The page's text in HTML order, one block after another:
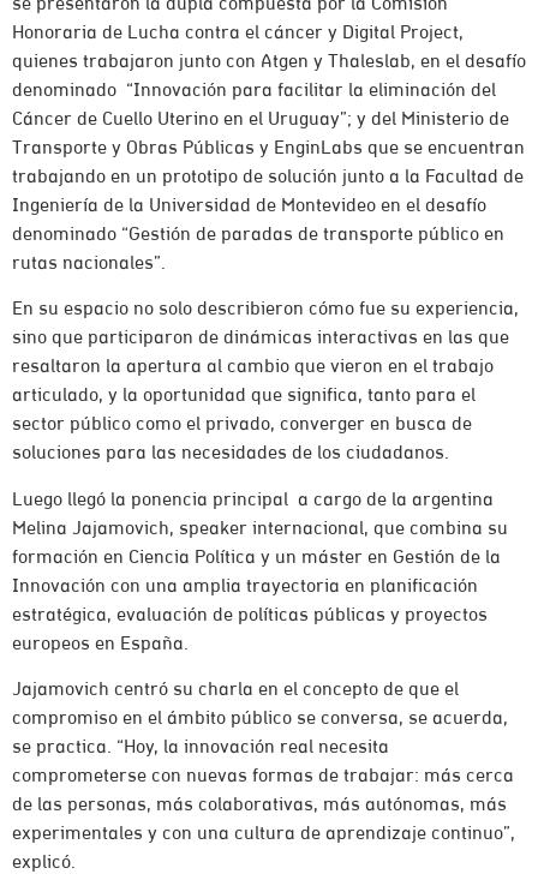
se presentaron la dupla compuesta por la Comisión
Honoraria de Lucha contra el cáncer y Digital Project,
quienes trabajaron junto con Atgen y Thaleslab, en el desafío
denominado “Innovación para facilitar la eliminación del
Cáncer de Cuello Uterino en el Uruguay”; y del Ministerio de
Transporte y Obras Públicas y EnginLabs que se encuentran
trabajando en un prototipo de solución junto a la Facultad de
Ingeniería de la Universidad de Montevideo en el desafío
denominado “Gestión de paradas de transporte público en
rutas nacionales”.
En su espacio no solo describieron cómo fue su experiencia,
sino que participaron de dinámicas interactivas en las que
resaltaron la apertura al cambio que vieron en el trabajo
articulado, y la oportunidad que significa, tanto para el
sector público como el privado, converger en busca de
soluciones para las necesidades de los ciudadanos.
Luego llegó la ponencia principal a cargo de la argentina
Melina Jajamovich, speaker internacional, que combina su
formación en Ciencia Política y un máster en Gestión de la
Innovación con una amplia trayectoria en planificación
estratégica, evaluación de políticas públicas y proyectos
europeos en España.
Jajamovich centró su charla en el concepto de que el
compromiso en el ámbito público se conversa, se acuerda,
se practica. “Hoy, la innovación real necesita
comprometerse con nuevas formas de trabajar: más cerca
de las personas, más colaborativas, más autónomas, más
experimentales y con una cultura de aprendizaje continuo”,
explicó.